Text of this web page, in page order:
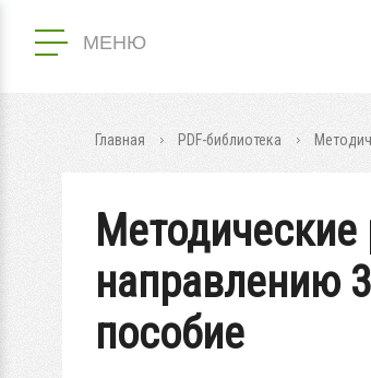
МЕНЮ
Главная PDF-библиотека
направлению
пособие